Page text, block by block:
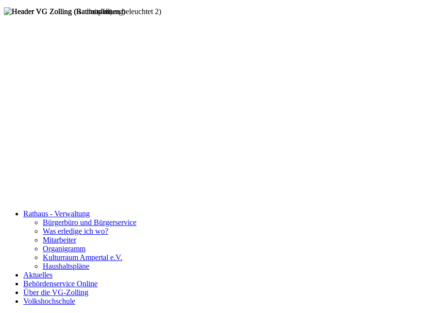
Rathaus - Verwaltung
Bürgerbüro und Bürgerservice
Was erledige ich wo?
Mitarbeiter
Organigramm
Kulturraum Ampertal e.V.
Haushaltspläne
Aktuelles
Behördenservice Online
Über die VG-Zolling
Volkshochschule